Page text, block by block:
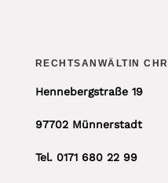
RECHTSANWÄLTIN
Hennebergstraße 19
97702 Münnerstadt
Tel. 0171 680 22 99